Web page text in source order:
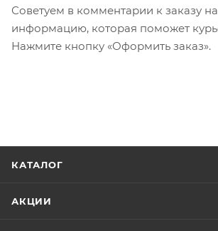
Советуем в комментарии к заказу
информацию, которая поможет
Нажмите кнопку «Оформить заказ».
КАТАЛОГ
АКЦИИ